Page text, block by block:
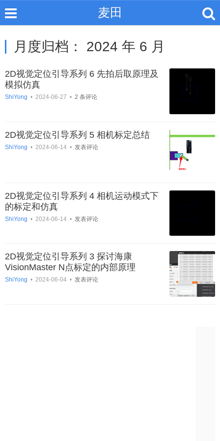
麦田
月度归档： 2024 年 6 月
2D视觉定位引导系列 6 先拍后取原理及
模拟仿真
ShiYong • 2024-06-27 • 2 条评论
2D视觉定位引导系列 5 相机标定总结
ShiYong • 2024-06-14 • 发表评论
2D视觉定位引导系列 4 相机运动模式下
的标定和仿真
ShiYong • 2024-06-14 • 发表评论
2D视觉定位引导系列 3 探讨海康
VisionMaster N点标定的内部原理
ShiYong • 2024-06-04 • 发表评论